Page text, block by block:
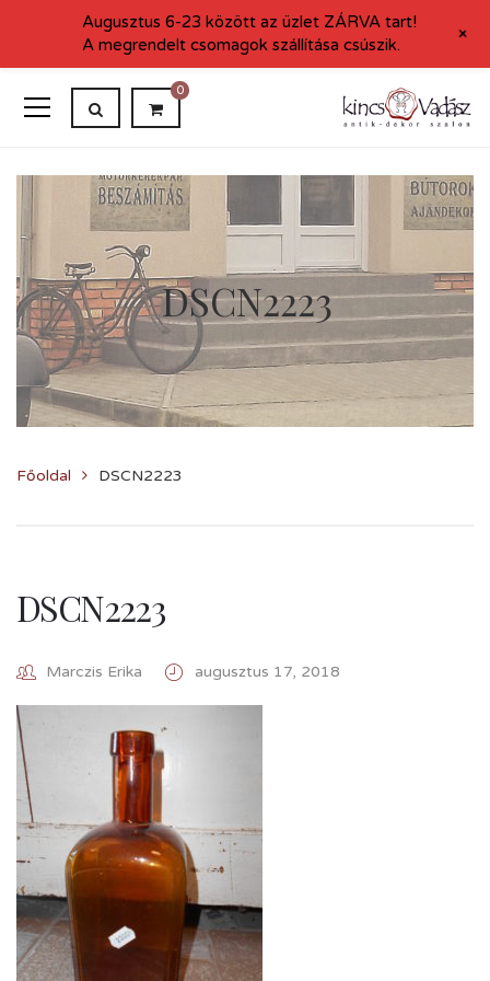
0
DSCN2223
Főoldal DSCN2223
DSCN2223
Marczis Erika augusztus 17, 2018
Augusztus 6-23 között az üzlet ZÁRVA tart!
A megrendelt csomagok szállítása csúszik.
+